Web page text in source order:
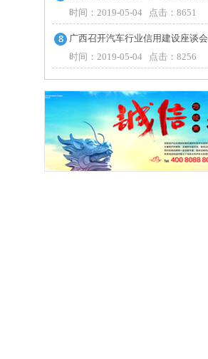
时间：2019-05-04 点击：8651
广西召开汽车行业信用建设座谈会
时间：2019-05-04 点击：8256